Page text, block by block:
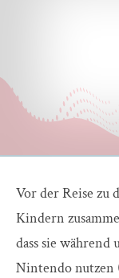
Vor der Reise zu
Kindern
dass sie während
Nintendo nutzen